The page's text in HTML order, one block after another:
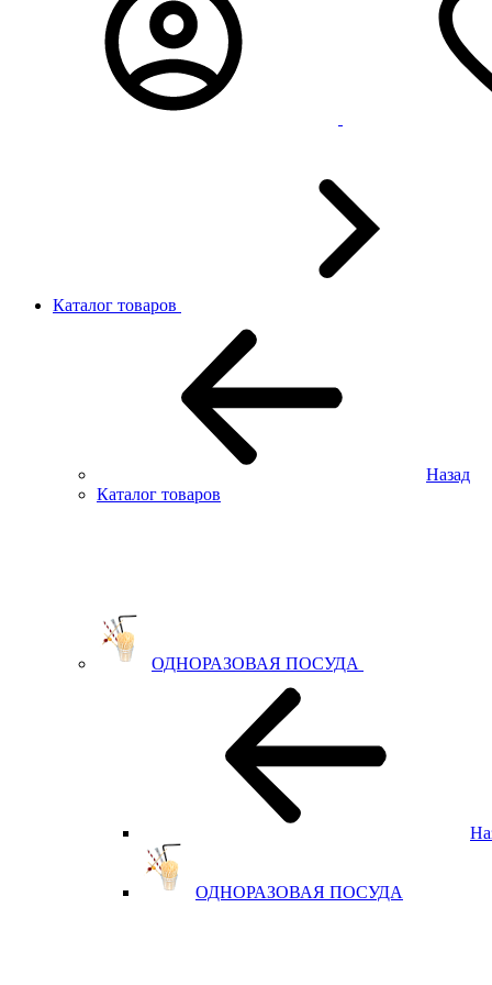
Каталог товаров
Назад
Каталог товаров
ОДНОРАЗОВАЯ ПОСУДА
ОДНОРАЗОВАЯ ПОСУДА